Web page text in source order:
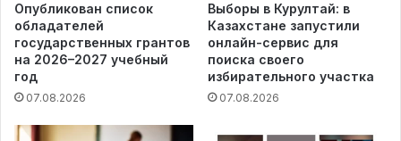
Опубликован список
обладателей
государственных грантов
на 2026–2027 учебный
год
07.08.2026
Выборы в Курултай: в
Казахстане запустили
онлайн-сервис для
поиска своего
избирательного участка
07.08.2026